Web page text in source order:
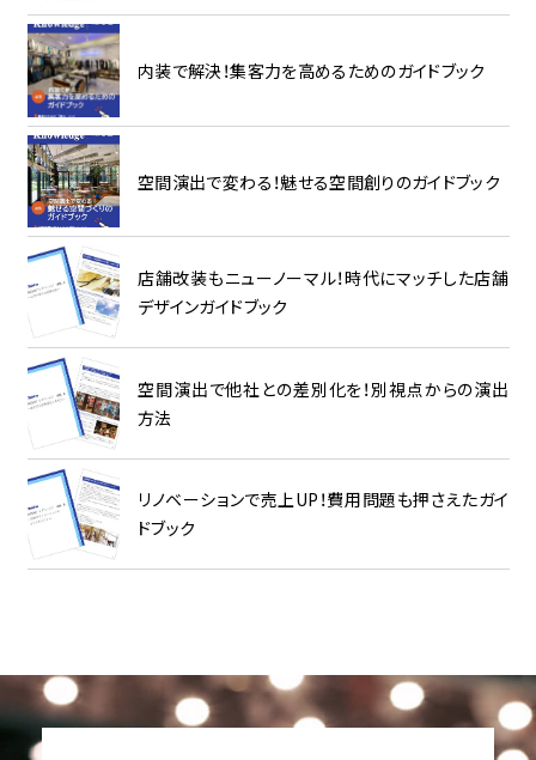
内装で解決！集客力を高めるためのガイドブック
空間演出で変わる！魅せる空間創りのガイドブック
店舗改装もニューノーマル！時代にマッチした店舗
デザインガイドブック
空間演出で他社との差別化を！別視点からの演出
方法
リノベーションで売上UP！費用問題も押さえたガイ
ドブック